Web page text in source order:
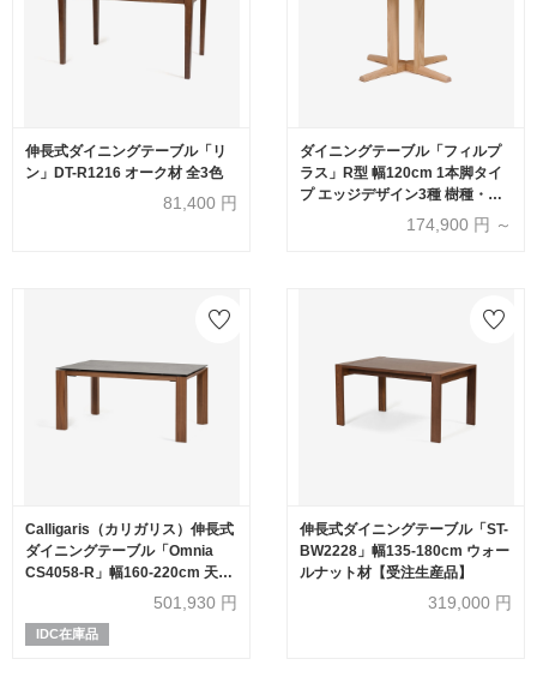
伸長式ダイニングテーブル「リ
ン」DT-R1216 オーク材 全3色
81,400 円
ダイニングテーブル「フィルプ
ラス」R型 幅120cm 1本脚タイ
プ エッジデザイン3種 樹種・塗
装色5種【受注生産品】
174,900 円 ～
Calligaris（カリガリス）伸長式
ダイニングテーブル「Omnia
CS4058-R」幅160-220cm 天板
セラミック P321グレー/脚部ウ
501,930 円
IDC在庫品
伸長式ダイニングテーブル「ST-
BW2228」幅135-180cm ウォー
ルナット材【受注生産品】
319,000 円